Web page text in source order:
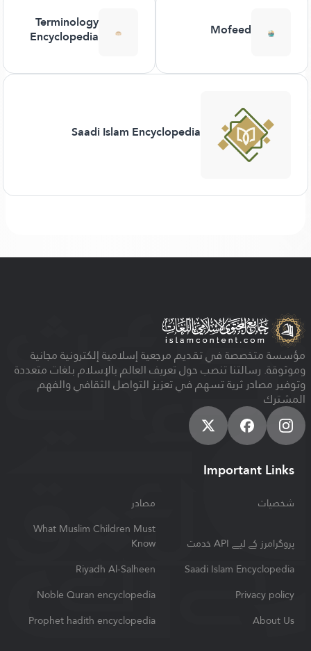
Mofeed
Terminology
Encyclopedia
Saadi Islam Encyclopedia
مؤسسة متخصصة في تقديم مرجعية إسلامية إلكترونية مجانية
وموثوقة. رسالتنا تنصب حول تعريف العالم بالإسلام بلغات متعددة
وتوفير مصادر ثرية تسهم في تعزيز التواصل الثقافي والفهم
المشترك
Important Links
شخصیات مصادر
پروگرامرز کے لیے API خدمت
What Muslim Children Must
Know
Saadi Islam Encyclopedia
Riyadh Al-Salheen
Privacy policy
Noble Quran encyclopedia
About Us
Prophet hadith encyclopedia